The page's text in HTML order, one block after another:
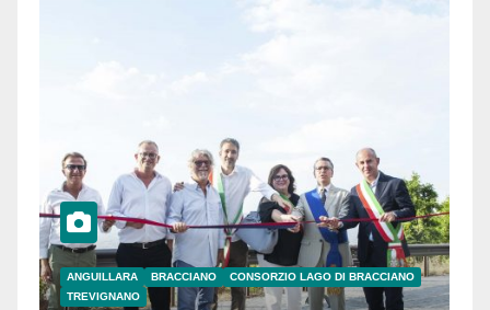
ANGUILLARA BRACCIANO
CONSORZIO LAGO DI BRACCIANO
TREVIGNANO